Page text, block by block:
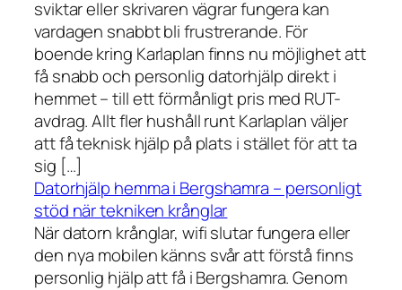
sviktar eller skrivaren vägrar fungera kan
vardagen snabbt bli frustrerande. För
boende kring Karlaplan finns nu möjlighet att
få snabb och personlig datorhjälp direkt i
hemmet – till ett förmånligt pris med RUT-
avdrag. Allt fler hushåll runt Karlaplan väljer
att få teknisk hjälp på plats i stället för att ta
sig […]
Datorhjälp hemma i Bergshamra – personligt
stöd när tekniken krånglar
När datorn krånglar, wifi slutar fungera eller
den nya mobilen känns svår att förstå finns
personlig hjälp att få i Bergshamra. Genom